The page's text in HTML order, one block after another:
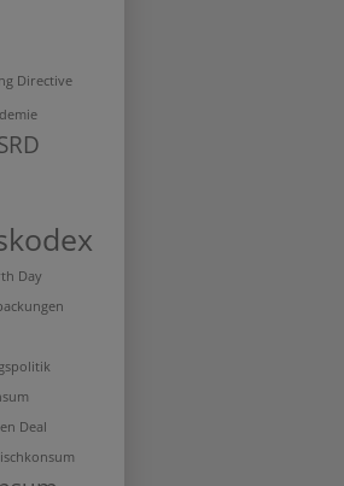
Directive
Day
Deal